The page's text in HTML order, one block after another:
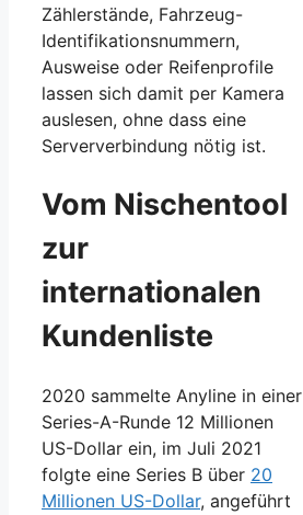
Zählerstände, Fahrzeug-
Identifikationsnummern,
Ausweise oder Reifenprofile
lassen sich damit per Kamera
auslesen, ohne dass eine
Serververbindung nötig ist.
Vom Nischentool
zur
internationalen
Kundenliste
2020 sammelte Anyline in einer
Series-A-Runde 12 Millionen
US-Dollar ein, im Juli 2021
folgte eine Series B über 20
Millionen US-Dollar, angeführt